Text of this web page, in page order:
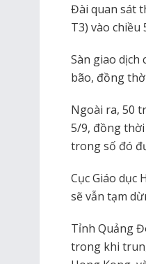
Đài quan sát
T3) vào
Sàn giao
bão, đồng
Ngoài ra, 50
5/9, đồng
trong số đó
Cục Giáo dục
sẽ vẫn tạm
Tỉnh Quảng
trong khi